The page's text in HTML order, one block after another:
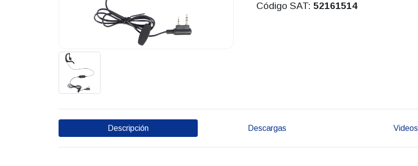
Código SAT: 52161514
Descripción Descargas Videos